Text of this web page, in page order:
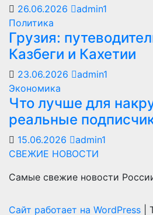
26.06.2026
admin1
Политика
Грузия:
Казбеги и Кахетии
23.06.2026
admin1
Экономика
Что лучше для
реальные
15.06.2026
admin1
СВЕЖИЕ НОВОСТИ
Самые свежие новости
Сайт работает на WordPress